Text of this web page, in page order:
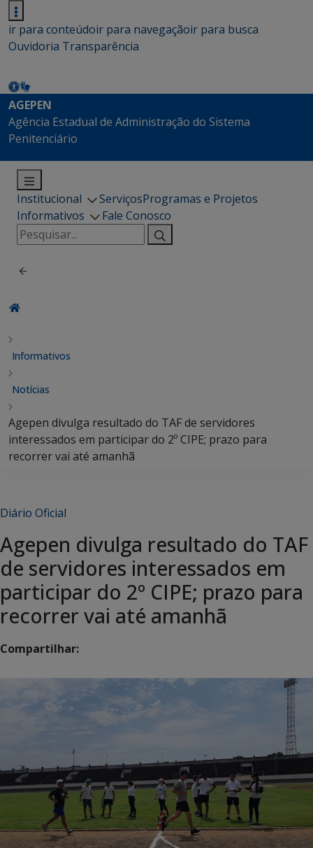
ir para conteúdoir para navegaçãoir para busca
Ouvidoria Transparência
AGEPEN
Agência Estadual de Administração do Sistema
Penitenciário
Institucional ServiçosProgramas e Projetos
Informativos
Fale Conosco
Pesquisar
por:
Informativos
Notícias
Agepen divulga resultado do TAF de servidores
interessados em participar do 2º CIPE; prazo para
recorrer vai até amanhã
Diário Oficial
Agepen divulga resultado do TAF
de servidores interessados em
participar do 2º CIPE; prazo para
recorrer vai até amanhã
Compartilhar: